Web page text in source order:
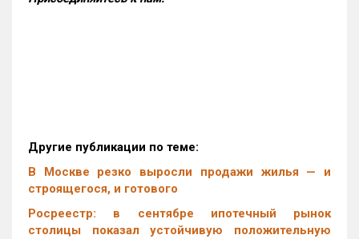
Другие публикации по теме:
В Москве резко выросли продажи жилья — и
строящегося, и готового
Росреестр: в сентябре ипотечный рынок
столицы показал устойчивую положительную